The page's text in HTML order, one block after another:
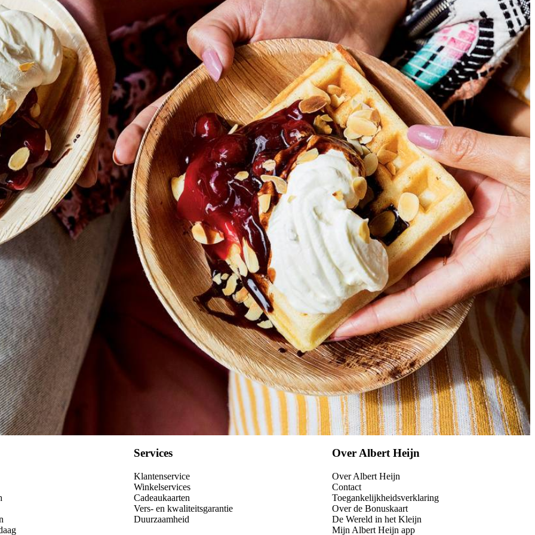
goudbruin. Serveer de wafels met het amandelschaafsel, de vlaaivulling, slagroom en chocoladesaus.
kersen met slagroom zie je ook vaak. Maar je kunt ook experimenteren met hartige toppings, of zelfs met een mix van zoet en hartig.
gezouten pecannoten.
groene-aspergetips en Parmezaan-flinters.
en fijngesneden rode ui.
en een beetje ahornsiroop.
Wat vond je van dit recept?
Services
Klantenservice
Winkelservices
Cadeaukaarten
Vers- en kwaliteitsgarantie
Duurzaamheid
Over Albert Heijn
Over Albert Heijn
Contact
Toegankelijkheidsverklaring
Over de Bonuskaart
De Wereld in het Kleijn
Mijn Albert Heijn app